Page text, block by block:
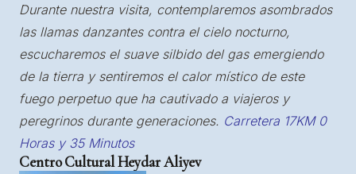
Durante nuestra visita, contemplaremos asombrados
las llamas danzantes contra el cielo nocturno,
escucharemos el suave silbido del gas emergiendo
de la tierra y sentiremos el calor místico de este
fuego perpetuo que ha cautivado a viajeros y
peregrinos durante generaciones. Carretera 17KM 0
Horas y 35 Minutos
Centro Cultural Heydar Aliyev